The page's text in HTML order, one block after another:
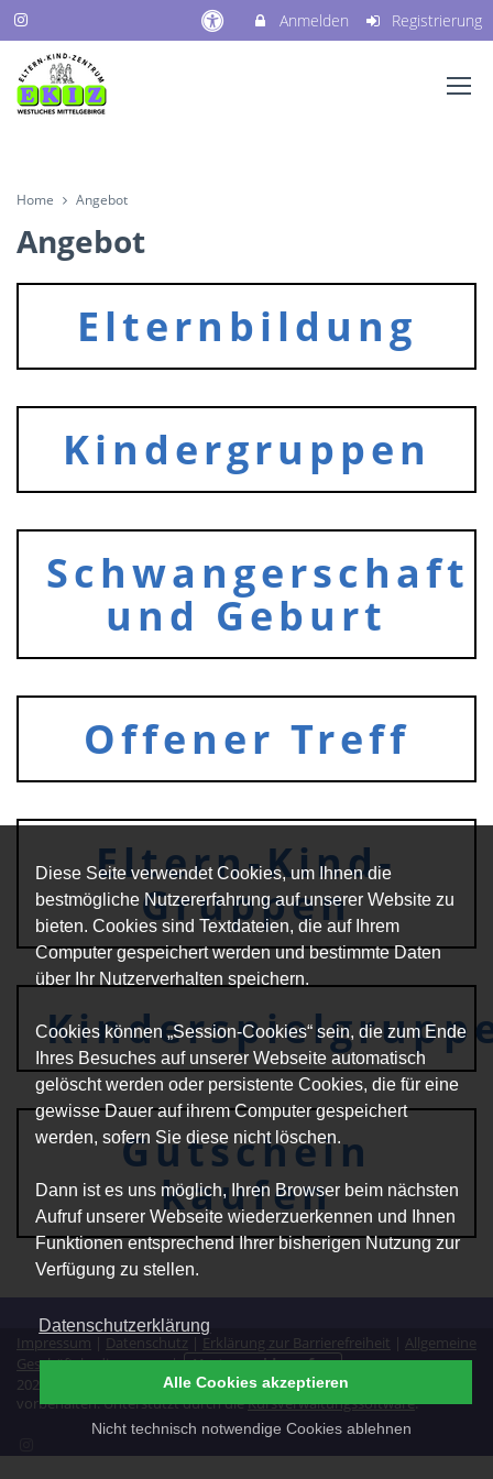
Diese Seite verwendet Cookies, um Ihnen die
bestmögliche Nutzererfahrung auf unserer Website zu
bieten. Cookies sind Textdateien, die auf Ihrem
Computer gespeichert werden und bestimmte Daten
über Ihr Nutzerverhalten speichern.
Cookies können „Session-Cookies“ sein, die zum Ende
Ihres Besuches auf unserer Webseite automatisch
gelöscht werden oder persistente Cookies, die für eine
gewisse Dauer auf ihrem Computer gespeichert
werden, sofern Sie diese nicht löschen.
Dann ist es uns möglich, Ihren Browser beim nächsten
Aufruf unserer Webseite wiederzuerkennen und Ihnen
Funktionen entsprechend Ihrer bisherigen Nutzung zur
Verfügung zu stellen.
Datenschutzerklärung
Nicht technisch notwendige Cookies ablehnen
Alle Cookies akzeptieren
Anmelden Registrierung
Home Angebot
Angebot
Elternbildung
Kindergruppen
Schwangerschaft
und Geburt
Offener Treff
Eltern-Kind-
Gruppen
Gutschein
kaufen
Impressum | Datenschutz | Erklärung zur Barrierefreiheit | Allgemeine
Geschäftsbedingungen|
Vertrag widerrufen
2026 © Eltern Kind Zentrum westliches Mittelgebirge. Alle Rechte
vorbehalten. Unterstützt durch dieKursverwaltungssoftware.